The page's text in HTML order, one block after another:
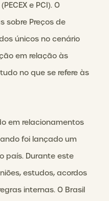
(PECEX e PCI). O
sobre Preços de
únicos no cenário
em relação às
no que se refere às
em relacionamentos
foi lançado um
país. Durante este
estudos, acordos
internas. O Brasil